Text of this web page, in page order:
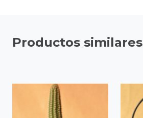
Productos similares